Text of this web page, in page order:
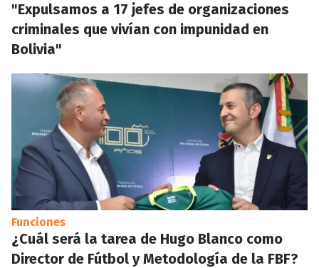
"Expulsamos a 17 jefes de organizaciones
criminales que vivían con impunidad en
Bolivia"
Funciones
¿Cuál será la tarea de Hugo Blanco como
Director de Fútbol y Metodología de la FBF?